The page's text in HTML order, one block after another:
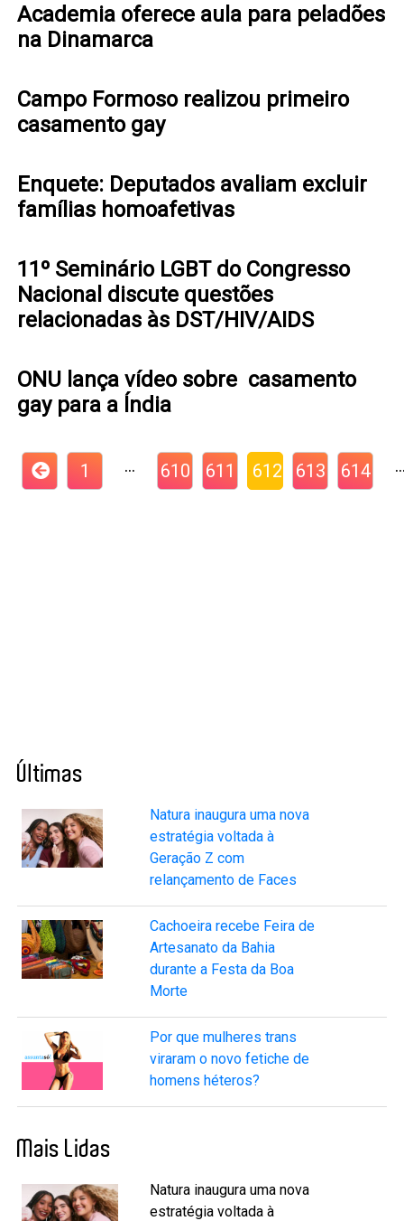
Academia oferece aula para peladões
na Dinamarca
Campo Formoso realizou primeiro
casamento gay
Enquete: Deputados avaliam excluir
famílias homoafetivas
11º Seminário LGBT do Congresso
Nacional discute questões
relacionadas às DST/HIV/AIDS
ONU lança vídeo sobre casamento
gay para a Índia
1 … 610 611 612 613 614
Últimas
Natura inaugura uma nova
estratégia voltada à
Geração Z com
relançamento de Faces
Cachoeira recebe Feira de
Artesanato da Bahia
durante a Festa da Boa
Morte
Por que mulheres trans
viraram o novo fetiche de
homens héteros?
Mais Lidas
Natura inaugura uma nova
estratégia voltada à